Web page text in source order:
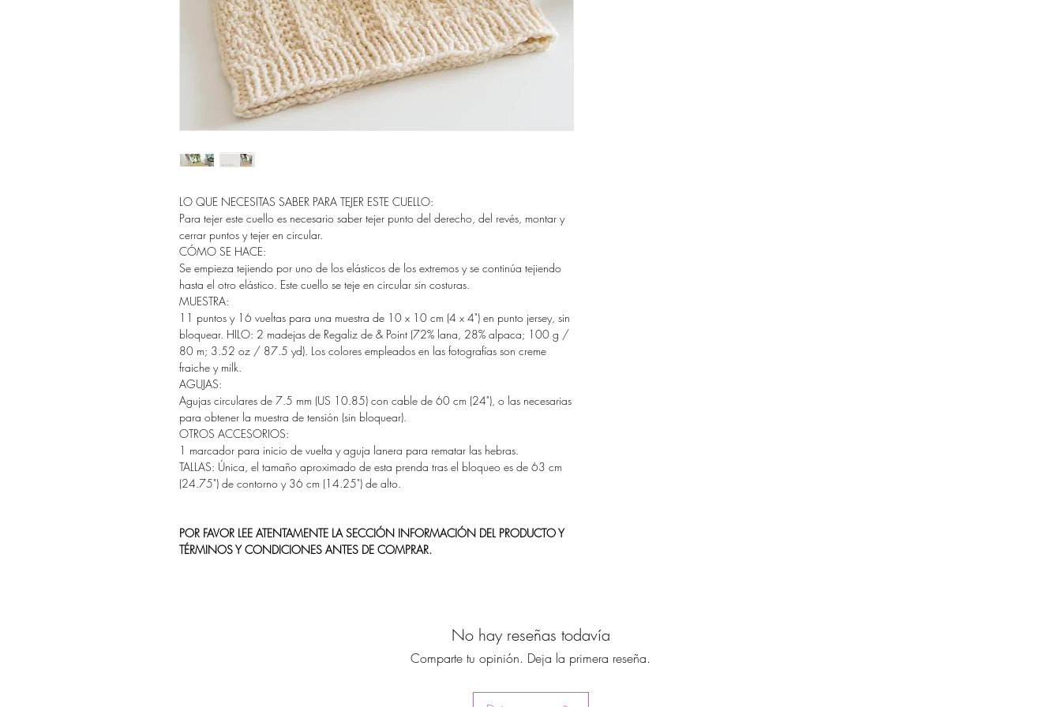
LO QUE NECESITAS SABER PARA TEJER ESTE CUELLO:
Para tejer este cuello es necesario saber tejer punto del derecho, del revés, montar y
cerrar puntos y tejer en circular.
CÓMO SE HACE:
Se empieza tejiendo por uno de los elásticos de los extremos y se continúa tejiendo
hasta el otro elástico. Este cuello se teje en circular sin costuras.
MUESTRA:
11 puntos y 16 vueltas para una muestra de 10 x 10 cm (4 x 4") en punto jersey, sin
bloquear. HILO: 2 madejas de Regaliz de & Point (72% lana, 28% alpaca; 100 g /
80 m; 3.52 oz / 87.5 yd). Los colores empleados en las fotografías son creme
fraiche y milk.
AGUJAS:
Agujas circulares de 7.5 mm (US 10.85) con cable de 60 cm (24"), o las necesarias
para obtener la muestra de tensión (sin bloquear).
OTROS ACCESORIOS:
1 marcador para inicio de vuelta y aguja lanera para rematar las hebras.
TALLAS: Única, el tamaño aproximado de esta prenda tras el bloqueo es de 63 cm
(24.75") de contorno y 36 cm (14.25") de alto.
POR FAVOR LEE ATENTAMENTE LA SECCIÓN INFORMACIÓN DEL PRODUCTO Y
TÉRMINOS Y CONDICIONES ANTES DE COMPRAR.
No hay reseñas todavía
Comparte tu opinión. Deja la primera reseña.